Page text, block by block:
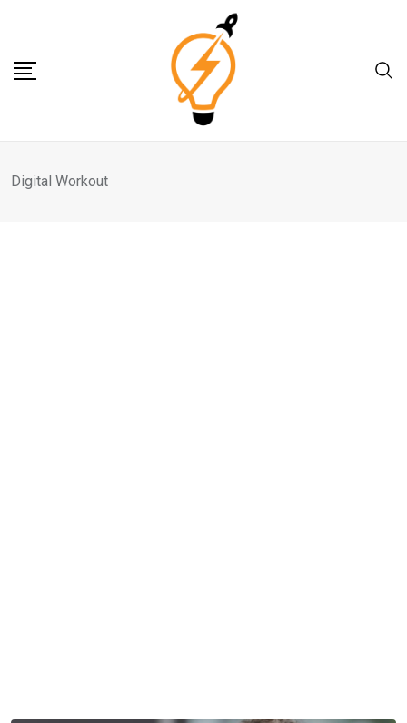
content
Digital Workout